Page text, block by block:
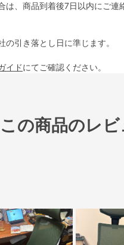
は、商品到着後7日以内にご連
の引き落とし日に準じます。
イドにてご確認ください。
この商品のレ